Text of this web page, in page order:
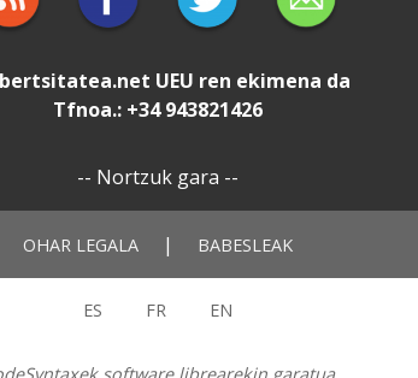
UEU ren ekimena da
Tfnoa.: +34 943821426
-- Nortzuk gara --
OHAR LEGALA | BABESLEAK
ES FR EN